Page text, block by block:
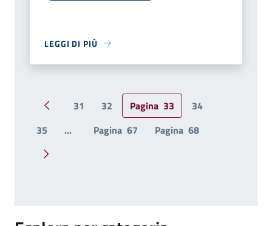
LEGGI DI PIÙ
Pagina precedente
31 32 Pagina 33
34
35
... Pagina 67 Pagina 68
Pagina successiva